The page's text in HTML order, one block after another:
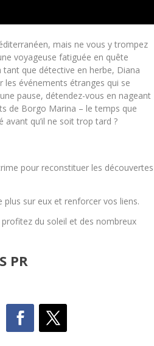
mais ne vous y trompez
voyageuse fatiguée en quête
tant que détective en herbe, Diana
les événements étranges qui se
pause, détendez-vous en nageant
de Borgo Marina – le temps que
qu’il ne soit trop tard ?
pour reconstituer les découvertes
plus sur eux et renforcer vos liens.
du soleil et des nombreux
PR